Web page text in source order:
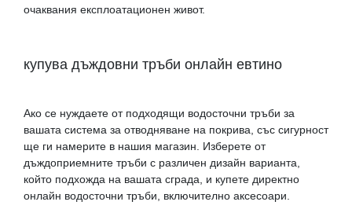
очаквания експлоатационен живот.
купува дъждовни тръби онлайн евтино
Ако се нуждаете от подходящи водосточни тръби за
вашата система за отводняване на покрива, със сигурност
ще ги намерите в нашия магазин. Изберете от
дъждоприемните тръби с различен дизайн варианта,
който подхожда на вашата сграда, и купете директно
онлайн водосточни тръби, включително аксесоари.